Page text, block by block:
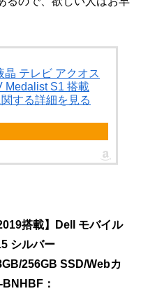
テレビ アクオス
Medalist S1 搭載
する詳細を見る
搭載】Dell モバイル
シルバー
256GB SSD/Webカ
：